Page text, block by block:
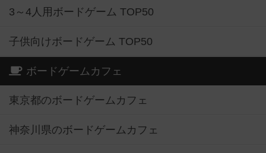
3～4人用ボードゲーム TOP50
子供向けボードゲーム TOP50
ボードゲームカフェ
東京都のボードゲームカフェ
神奈川県のボードゲームカフェ